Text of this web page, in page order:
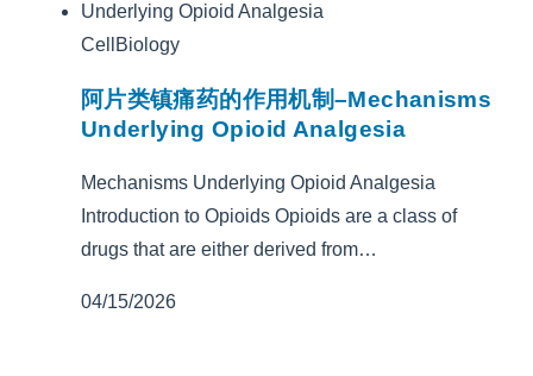
CellBiology
阿片类镇痛药的作用机制–Mechanisms
Underlying Opioid Analgesia
Mechanisms Underlying Opioid Analgesia
Introduction to Opioids Opioids are a class of
drugs that are either derived from…
04/15/2026